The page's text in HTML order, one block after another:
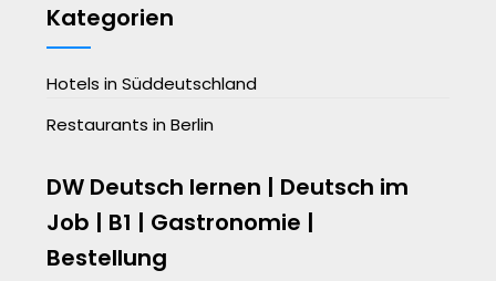
Kategorien
Hotels in Süddeutschland
Restaurants in Berlin
DW Deutsch lernen | Deutsch im
Job | B1 | Gastronomie |
Bestellung